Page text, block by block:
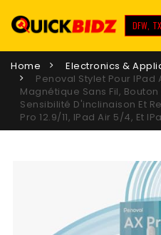
DFW, TX
Home
Electronics &
Penoval Stylet Pour
Magnétique Sans Fil,
Sensibilité D'inclinaison Et
Pro 12.9/11, IPad Air 5/4, Et